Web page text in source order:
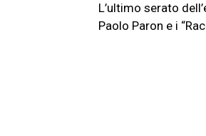
L’ultimo serato
Paolo Paron e i